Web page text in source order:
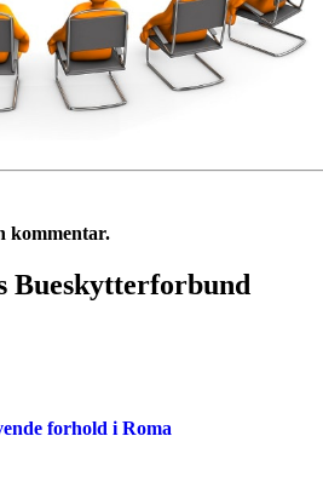
kommentar.
Bueskytterforbund
forhold i Roma